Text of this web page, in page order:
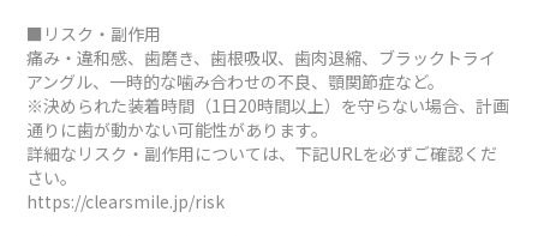
■リスク・副作用
痛み・違和感、歯磨き、歯根吸収、歯肉退縮、ブラックトライ
アングル、一時的な噛み合わせの不良、顎関節症など。
※決められた装着時間（1日20時間以上）を守らない場合、計画
通りに歯が動かない可能性があります。
詳細なリスク・副作用については、下記URLを必ずご確認くだ
さい。
https://clearsmile.jp/risk